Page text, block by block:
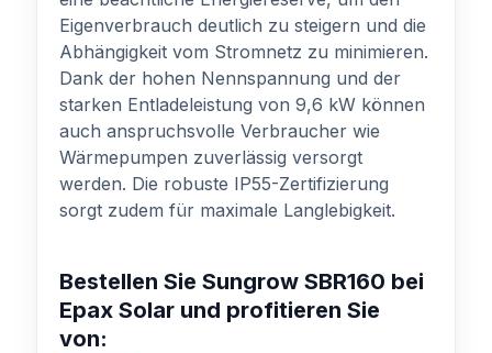
Eigenverbrauch deutlich zu steigern und die
Abhängigkeit vom Stromnetz zu minimieren.
Dank der hohen Nennspannung und der
starken Entladeleistung von 9,6 kW können
auch anspruchsvolle Verbraucher wie
Wärmepumpen zuverlässig versorgt
werden. Die robuste IP55-Zertifizierung
sorgt zudem für maximale Langlebigkeit.
Bestellen Sie Sungrow SBR160 bei
Epax Solar und profitieren Sie
von: